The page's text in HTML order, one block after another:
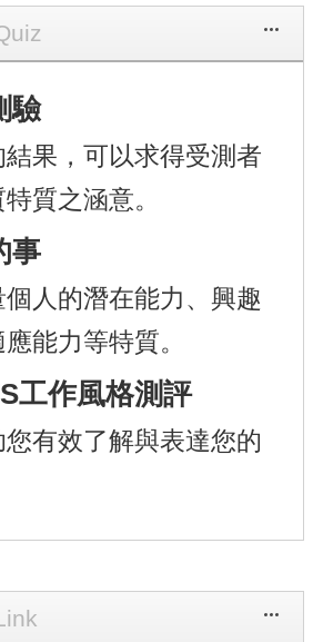
驗
果，可以求得受測者
質之涵意。
事
人的潛在能力、興趣
能力等特質。
工作風格測評
有效了解與表達您的
更多
更多